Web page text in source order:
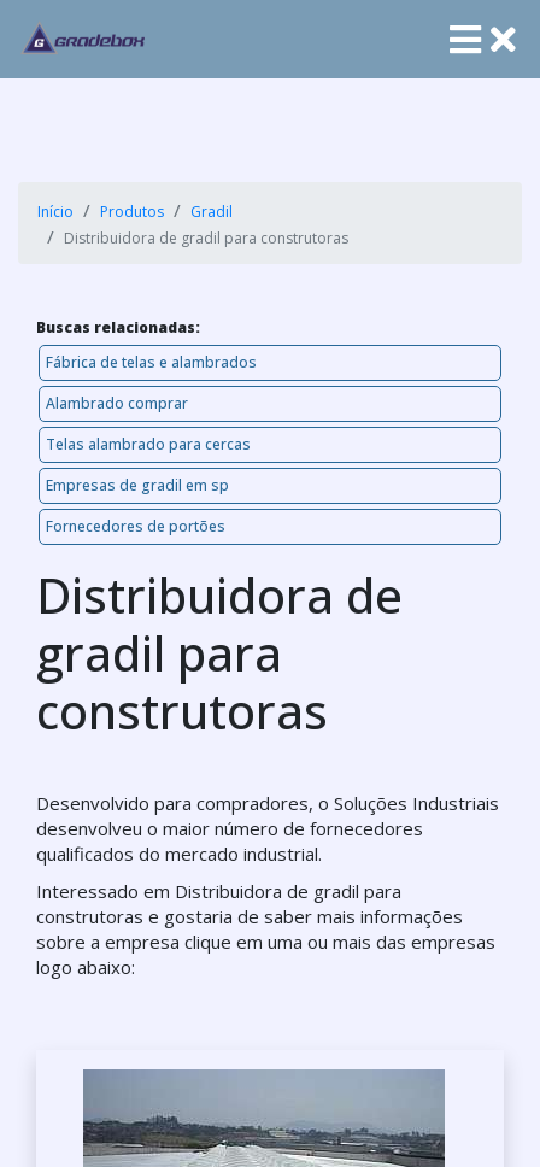
Início Produtos
Gradil
Distribuidora de gradil para construtoras
Buscas relacionadas:
Fábrica de telas e alambrados
Alambrado comprar
Telas alambrado para cercas
Empresas de gradil em sp
Fornecedores de portões
Distribuidora de
gradil para
construtoras
Desenvolvido para compradores, o Soluções Industriais
desenvolveu o maior número de fornecedores
qualificados do mercado industrial.
Interessado em Distribuidora de gradil para
construtoras e gostaria de saber mais informações
sobre a empresa clique em uma ou mais das empresas
logo abaixo: